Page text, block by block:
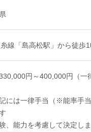
線「島高松駅」から徒歩
円～400,000円（一
には一律手当（※能率手
、能力を考慮して決定し